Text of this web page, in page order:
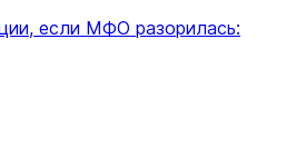
если МФО разорилась: